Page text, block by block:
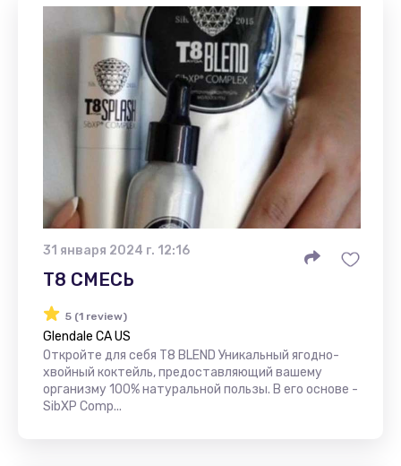
31 января 2024 г. 12:16
Т8 СМЕСЬ
5 (1 review)
Glendale CA US
Откройте для себя T8 BLEND Уникальный ягодно-
хвойный коктейль, предоставляющий вашему
организму 100% натуральной пользы. В его основе -
SibXP Comp...